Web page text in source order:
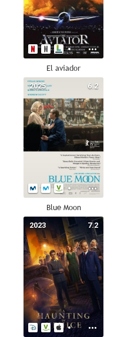
El aviador
6.2
2025
Blue Moon
7.2
2023